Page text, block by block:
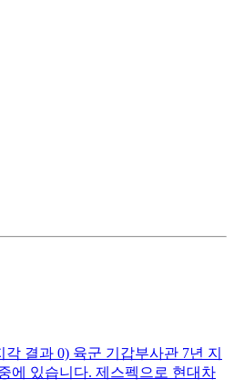
결과 0) 육군 기갑부사관 7년 지
에 있습니다. 제스펙으로 현대차